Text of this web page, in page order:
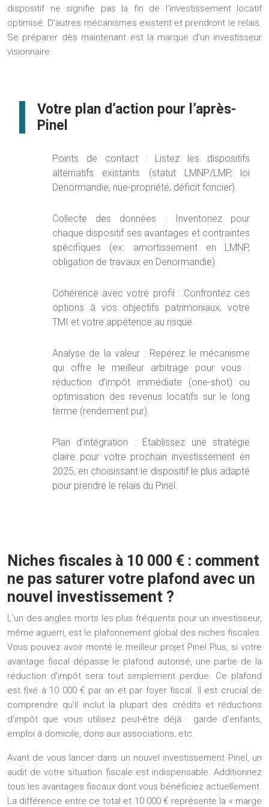
dispositif ne signifie pas la fin de l’investissement locatif
optimisé. D’autres mécanismes existent et prendront le relais.
Se préparer dès maintenant est la marque d’un investisseur
visionnaire.
Votre plan d’action pour l’après-
Pinel
Points de contact : Listez les dispositifs
alternatifs existants (statut LMNP/LMP, loi
Denormandie, nue-propriété, déficit foncier).
Collecte des données :Inventoriez pour
chaque dispositif ses avantages et contraintes
spécifiques (ex: amortissement en LMNP,
obligation de travaux en Denormandie).
Cohérence avec votre profil :Confrontez ces
options à vos objectifs patrimoniaux, votre
TMI et votre appétence au risque.
Analyse de la valeur :Repérez le mécanisme
qui offre le meilleur arbitrage pour vous :
réduction d’impôt immédiate (one-shot) ou
optimisation des revenus locatifs sur le long
terme (rendement pur).
Plan d’intégration :Établissez une stratégie
claire pour votre prochain investissement en
2025, en choisissant le dispositif le plus adapté
pour prendre le relais du Pinel.
Niches fiscales à 10 000 € : comment
ne pas saturer votre plafond avec un
nouvel investissement ?
L’un des angles morts les plus fréquents pour un investisseur,
même aguerri, est le plafonnement global des niches fiscales.
Vous pouvez avoir monté le meilleur projet Pinel Plus, si votre
avantage fiscal dépasse le plafond autorisé, une partie de la
réduction d’impôt sera tout simplement perdue. Ce plafond
est fixé à 10 000 € par an et par foyer fiscal. Il est crucial de
comprendre qu’il inclut la plupart des crédits et réductions
d’impôt que vous utilisez peut-être déjà : garde d’enfants,
emploi à domicile, dons aux associations, etc.
Avant de vous lancer dans un nouvel investissement Pinel, un
audit de votre situation fiscale est indispensable. Additionnez
tous les avantages fiscaux dont vous bénéficiez actuellement.
La différence entre ce total et 10 000 € représente la « marge